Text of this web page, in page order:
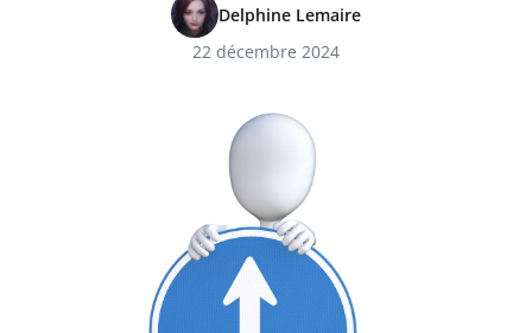
Delphine Lemaire
22 décembre 2024